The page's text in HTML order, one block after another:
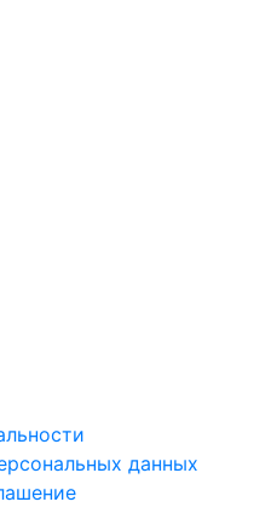
данных